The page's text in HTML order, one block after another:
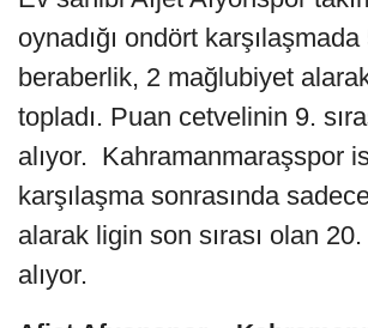
oynadığı ondört
beraberlik, 2 mağlubiyet
topladı. Puan cetvelinin 9.
alıyor. Kahramanmaraşspor
karşılaşma sonrasında
alarak ligin son sırası olan 20.
alıyor.